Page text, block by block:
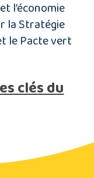
l’économie
la Stratégie
le Pacte vert
clés du